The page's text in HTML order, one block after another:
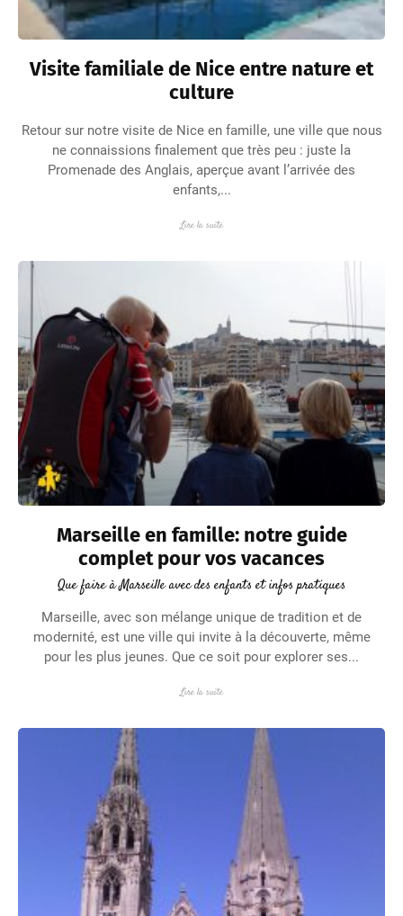
Visite familiale de Nice entre nature et
culture
Retour sur notre visite de Nice en famille, une ville que nous
ne connaissions finalement que très peu : juste la
Promenade des Anglais, aperçue avant l’arrivée des
enfants,...
Lire la suite
Marseille en famille: notre guide
complet pour vos vacances
Que faire à Marseille avec des enfants et infos pratiques
Marseille, avec son mélange unique de tradition et de
modernité, est une ville qui invite à la découverte, même
pour les plus jeunes. Que ce soit pour explorer ses...
Lire la suite